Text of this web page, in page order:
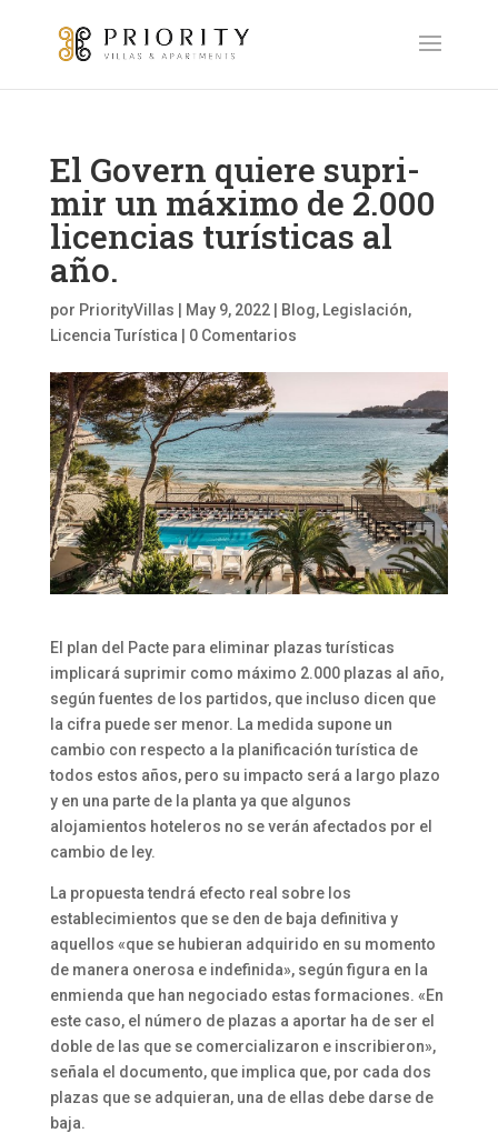
El Govern quiere su­pri­
mir un má­xi­mo de 2.000
licencias turísticas al
año.
por PriorityVillas May 9, 2022| Blog, Legislación,
Licencia Turística
0 Comentarios
El plan del Pacte para eliminar plazas turísticas
implicará suprimir como máximo 2.000 plazas al año,
según fuentes de los partidos, que incluso dicen que
la cifra puede ser menor. La medida supone un
cambio con respecto a la planificación turística de
todos estos años, pero su impacto será a largo plazo
y en una parte de la planta ya que algunos
alojamientos hoteleros no se verán afectados por el
cambio de ley.
La propuesta tendrá efecto real sobre los
establecimientos que se den de baja definitiva y
aquellos «que se hubieran adquirido en su momento
de manera onerosa e indefinida», según figura en la
enmienda que han negociado estas formaciones. «En
este caso, el número de plazas a aportar ha de ser el
doble de las que se comercializaron e inscribieron»,
señala el documento, que implica que, por cada dos
plazas que se adquieran, una de ellas debe darse de
baja.